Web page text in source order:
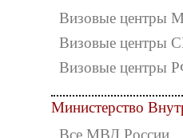
Визовые центры
Визовые центры
Визовые центры
Министерство
Все МВД России